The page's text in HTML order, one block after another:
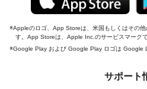
Appleのロゴ、App Storeは、米国もしくはその
す。App Storeは、Apple Inc.のサービスマークで
Google Play および Google Play ロゴは Google
サポート